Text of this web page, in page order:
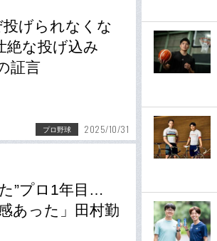
投げられなくな
絶な投げ込み
証言
プロ野球 2025/10/31
”プロ1年目…
あった」田村勤